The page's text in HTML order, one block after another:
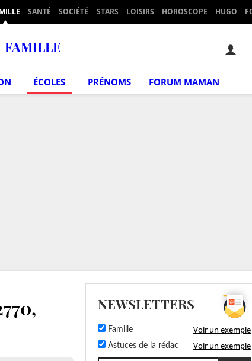
SANTÉ SOCIÉTÉ STARS LOISIRS HOROSCOPE HUGO
FAMILLE
ÉCOLES PRÉNOMS FORUM MAMAN
NEWSLETTERS
Famille Voir un exemple
Astuces de la rédac Voir un exemple